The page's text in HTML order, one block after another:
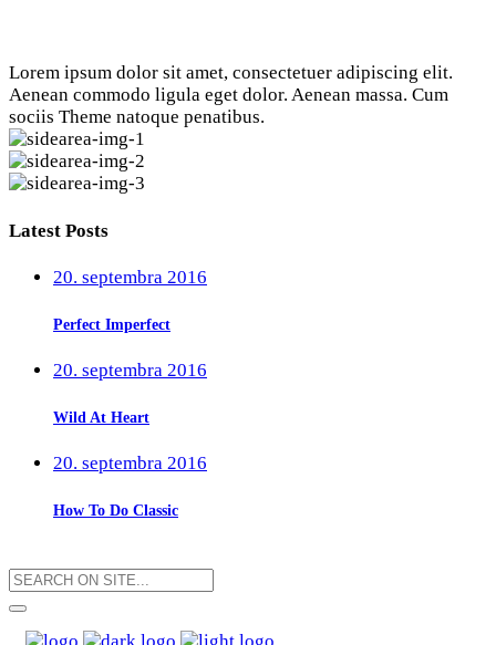
Lorem ipsum dolor sit amet, consectetuer adipiscing elit.
Aenean commodo ligula eget dolor. Aenean massa. Cum
sociis Theme natoque penatibus.
Latest Posts
20. septembra 2016
Perfect Imperfect
20. septembra 2016
Wild At Heart
20. septembra 2016
How To Do Classic